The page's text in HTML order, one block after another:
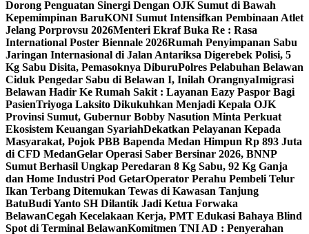
Dorong Penguatan Sinergi Dengan OJK Sumut di Bawah
Kepemimpinan BaruKONI Sumut Intensifkan Pembinaan Atlet
Jelang Porprovsu 2026Menteri Ekraf Buka Re : Rasa
International Poster Biennale 2026Rumah Penyimpanan Sabu
Jaringan Internasional di Jalan Antariksa Digerebek Polisi, 5
Kg Sabu Disita, Pemasoknya DiburuPolres Pelabuhan Belawan
Ciduk Pengedar Sabu di Belawan I, Inilah OrangnyaImigrasi
Belawan Hadir Ke Rumah Sakit : Layanan Eazy Paspor Bagi
PasienTriyoga Laksito Dikukuhkan Menjadi Kepala OJK
Provinsi Sumut, Gubernur Bobby Nasution Minta Perkuat
Ekosistem Keuangan SyariahDekatkan Pelayanan Kepada
Masyarakat, Pojok PBB Bapenda Medan Himpun Rp 893 Juta
di CFD MedanGelar Operasi Saber Bersinar 2026, BNNP
Sumut Berhasil Ungkap Peredaran 8 Kg Sabu, 92 Kg Ganja
dan Home Industri Pod Getar‎‎Operator Perahu Pembeli Telur
Ikan Terbang Ditemukan Tewas di Kawasan Tanjung
BatuBudi Yanto SH Dilantik Jadi Ketua Forwaka
BelawanCegah Kecelakaan Kerja, PMT Edukasi Bahaya Blind
Spot di Terminal BelawanKomitmen TNI AD : Penyerahan